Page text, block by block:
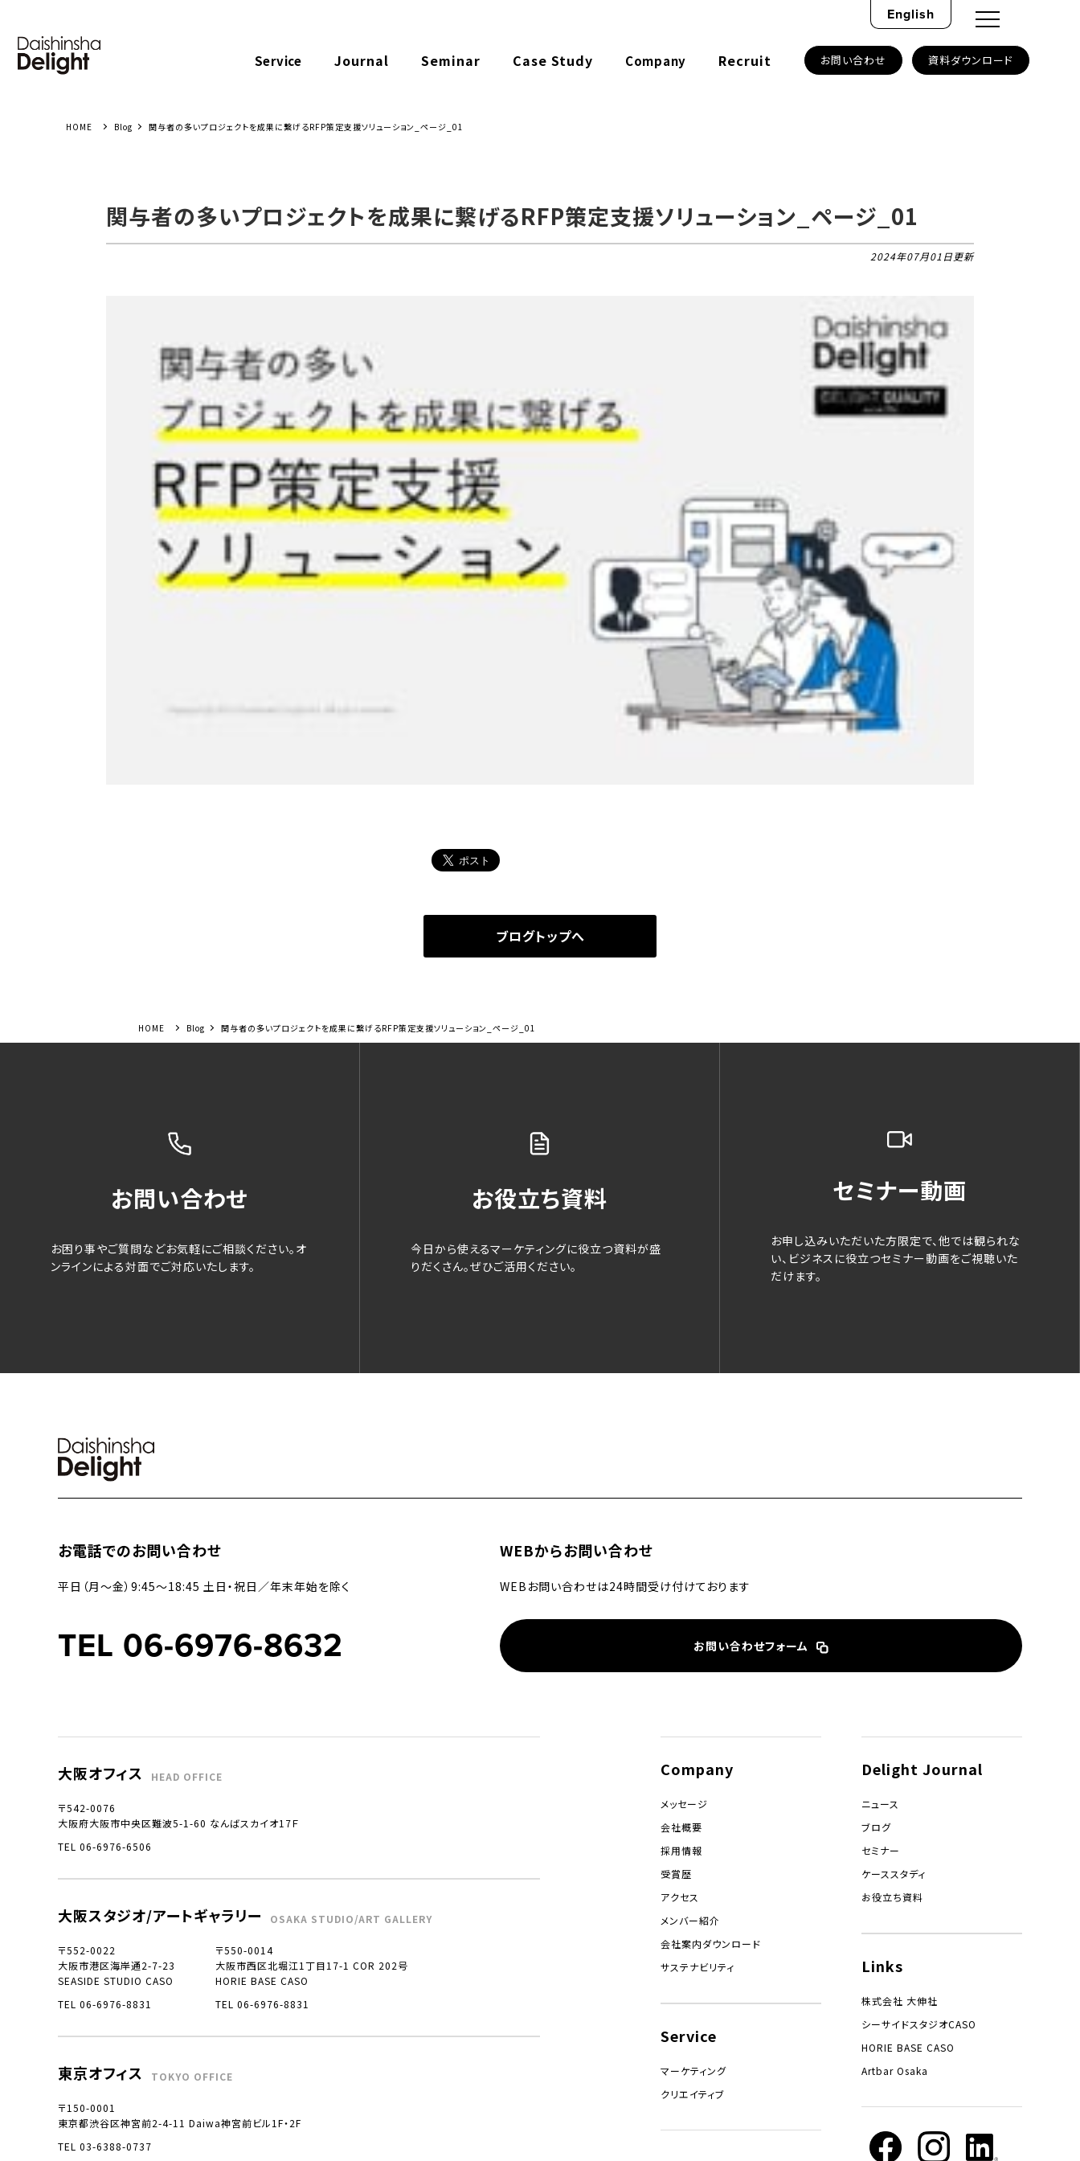
Service Journal Seminar Case Study Company Recruit お問い合わせ 資料ダウンロード
English
Blog 関与者の多いプロジェクトを成果に繋げるRFP策定支援ソリューション_ページ_01
関与者の多いプロジェクトを成果に繋げるRFP策定支援ソリューション_ページ_01
2024年07月01日更新
ブログトップへ
Blog 関与者の多いプロジェクトを成果に繋げるRFP策定支援ソリューション_ページ_01
お問い合わせ
お困り事やご質問などお気軽にご相談ください。オ
ンラインによる対面でご対応いたします。
お役立ち資料
今日から使えるマーケティングに役立つ資料が盛
りだくさん。ぜひご活用ください。
セミナー動画
お申し込みいただいた方限定で、他では観られな
い、ビジネスに役立つセミナー動画をご視聴いた
だけます。
お電話でのお問い合わせ
平日（月〜金）9:45〜18:45 土日・祝日／年末年始を除く
TEL 06-6976-8632
WEBからお問い合わせ
WEBお問い合わせは24時間受け付けております
お問い合わせフォーム
大阪オフィス HEAD OFFICE
〒542-0076
大阪府大阪市中央区難波5-1-60 なんばスカイオ17Ｆ
TEL 06-6976-6506
大阪スタジオ/アートギャラリー OSAKA STUDIO/ART GALLERY
〒552-0022
大阪市港区海岸通2-7-23
SEASIDE STUDIO CASO
TEL 06-6976-8831
〒550-0014
大阪市西区北堀江1丁目17-1 COR 202号
HORIE BASE CASO
TEL 06-6976-8831
東京オフィス TOKYO OFFICE
〒150-0001
東京都渋谷区神宮前2-4-11 Daiwa神宮前ビル1F・2F
TEL 03-6388-0737
Company
メッセージ
会社概要
採用情報
受賞歴
アクセス
メンバー紹介
会社案内ダウンロード
サステナビリティ
Service
マーケティング
クリエイティブ
Delight Journal
ニュース
ブログ
セミナー
ケーススタディ
お役立ち資料
Links
株式会社 大伸社
シーサイドスタジオCASO
HORIE BASE CASO
Artbar Osaka